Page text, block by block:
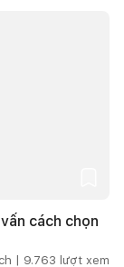
cách chọn
| 9.763 lượt xem